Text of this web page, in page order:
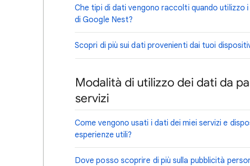
Che tipi di dati vengono raccolti quando utilizzo
di Google Nest?
Scopri di più sui dati provenienti dai tuoi
Modalità di utilizzo dei dati da
servizi
Come vengono usati i dati dei miei servizi e
esperienze utili?
Dove posso scoprire di più sulla pubblicità